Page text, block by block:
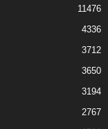
11476
4336
3712
3650
3194
2767